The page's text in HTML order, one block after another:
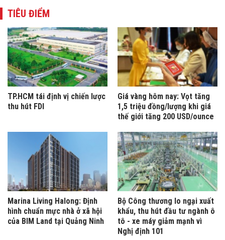
TIÊU ĐIỂM
TP.HCM tái định vị chiến lược
thu hút FDI
Giá vàng hôm nay: Vọt tăng
1,5 triệu đồng/lượng khi giá
thế giới tăng 200 USD/ounce
Marina Living Halong: Định
hình chuẩn mực nhà ở xã hội
của BIM Land tại Quảng Ninh
Bộ Công thương lo ngại xuất
khẩu, thu hút đầu tư ngành ô
tô - xe máy giảm mạnh vì
Nghị định 101